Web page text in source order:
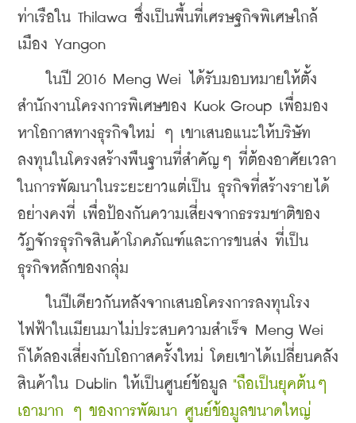
ท่าเรือใน Thilawa ซึ่งเป็นพื้นที่เศรษฐกิจพิเศษใกล้
เมือง Yangon
ในปี 2016 Meng Wei ได้รับมอบหมายให้ตั้ง
สำนักงานโครงการพิเศษของ Kuok Group เพื่อมอง
หาโอกาสทางธุรกิจใหม่ ๆ เขาเสนอแนะให้บริษัท
ลงทุนในโครงสร้างพืนฐานที่สำคัญๆ ที่ต้องอาศัยเวลา
ในการพัฒนาในระยะยาวแต่เป็น ธุรกิจที่สร้างรายได้
อย่างคงที่ เพื่อป้องกันความเสี่ยงจากธรรมชาติของ
วัฏจักรธุรกิจสินค้าโภคภัณฑ์และการขนส่ง ที่เป็น
ธุรกิจหลักของกลุ่ม
ในปีเดียวกันหลังจากเสนอโครงการลงทุนโรง
ไฟฟ้าในเมียนมาไม่ประสบความสำเร็จ Meng Wei
ก็ได้ลองเสี่ยงกับโอกาสครั้งใหม่ โดยเขาได้เปลี่ยนคลัง
สินค้าใน Dublin ให้เป็นศูนย์ข้อมูล "ถือเป็นยุคต้นๆ
เอามาก ๆ ของการพัฒนา ศูนย์ข้อมูลขนาดใหญ่